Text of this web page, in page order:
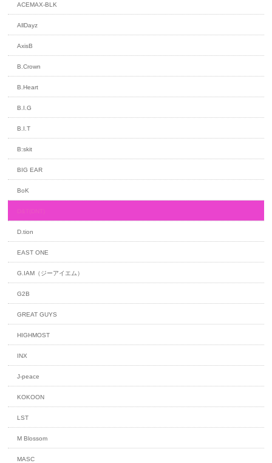
ACEMAX-BLK
AllDayz
AxisB
B.Crown
B.Heart
B.I.G
B.I.T
B:skit
BIG EAR
BoK
D.tion
EAST ONE
G.IAM（ジーアイエム）
G2B
GREAT GUYS
HIGHMOST
INX
J-peace
KOKOON
LST
M Blossom
MASC